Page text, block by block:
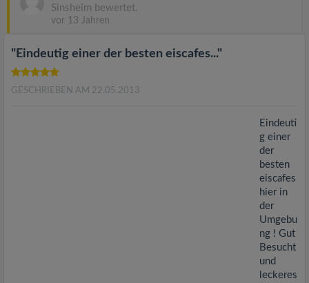
Sinsheim bewertet.
vor 13 Jahren
"Eindeutig einer der besten eiscafes..."
GESCHRIEBEN AM 22.05.2013
Eindeuti
g einer
der
besten
eiscafes
hier in
der
Umgebu
ng ! Gut
Besucht
und
leckeres
a
t